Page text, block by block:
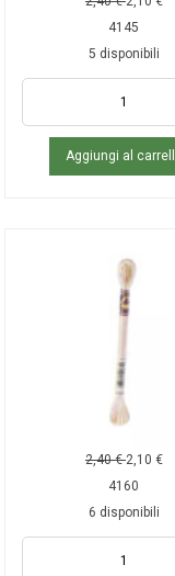
4145
5 disponibili
Aggiungi al
2,40€ 2,10 €
4160
6 disponibili